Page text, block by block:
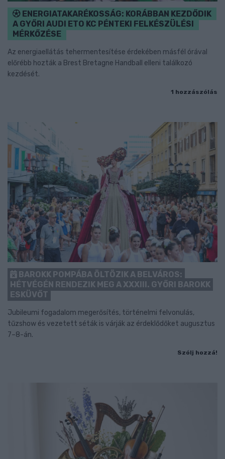
ENERGIATAKARÉKOSSÁG: KORÁBBAN KEZDŐDIK
A GYŐRI AUDI ETO KC PÉNTEKI FELKÉSZÜLÉSI
MÉRKŐZÉSE
Az energiaellátás tehermentesítése érdekében másfél órával
előrébb hozták a Brest Bretagne Handball elleni találkozó
kezdését.
1 hozzászólás
BAROKK POMPÁBA ÖLTÖZIK A BELVÁROS:
HÉTVÉGÉN RENDEZIK MEG A XXXIII. GYŐRI BAROKK
ESKÜVŐT
Jubileumi fogadalom megerősítés, történelmi felvonulás,
tűzshow és vezetett séták is várják az érdeklődőket augusztus
7–8-án.
Szólj hozzá!